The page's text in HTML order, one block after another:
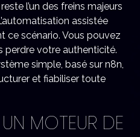
l’un des freins majeurs
assistée
ce scénario. Vous pouvez
perdre votre authenticité.
simple, basé sur n8n,
et fiabiliser toute
MOTEUR DE